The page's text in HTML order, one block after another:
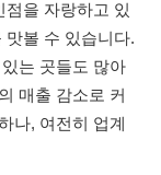
을 자랑하고 있
맛볼 수 있습니다.
는 곳들도 많아
매출 감소로 커
나, 여전히 업계